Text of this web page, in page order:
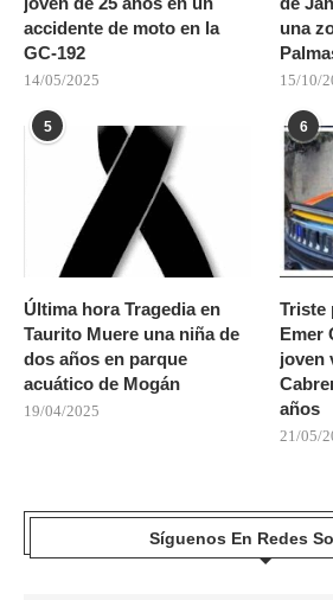
accidente de moto en la
GC-192
14/05/2025
una
15/10/
5
Última hora Tragedia en
Taurito Muere una niña de
dos años en parque
acuático de Mogán
19/04/2025
6
Triste
Emer
joven
años
21/05/
Síguenos En Redes